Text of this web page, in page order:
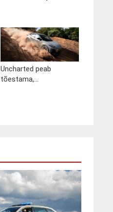
Uncharted peab
tõestama,...